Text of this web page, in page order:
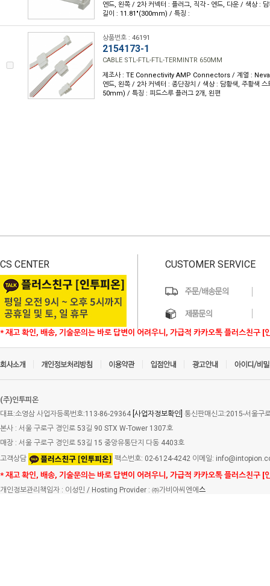
엔드, 왼쪽 / 2차 커넥터 : 플러그, 직각 - 엔드, 다운 / 색상 :
길이 : 11.81"(300mm) / 특징 :
상품번호 : 46191
2154173-1
CABLE STL-FTL-FTL-TERMINTR 650MM
제조사 : TE Connectivity AMP Connectors / 계열 :
엔드, 왼쪽 / 2차 커넥터 : 종단장치 / 색상 : 담황색, 주황색
50mm) / 특징 : 피드스루 플러그 2개, 왼편
CS CENTER
* 재고 확인, 배송, 기술문의는 바로 답변이 어려우니, 가급적 카카오톡 플러스친구 [
CUSTOMER SERVICE
(주)인투피온
대표:소영삼 사업자등록번호:113-86-29364 [사업자정보확인] 통신판매신고:2015-서울구
본사 : 서울 구로구 경인로 53길 90 STX W-Tower 1307호
매장 : 서울 구로구 경인로 53길 15 중앙유통단지 다동 4403호
고객상담
팩스번호: 02-6124-4242 이메일:
* 재고 확인, 배송, 기술문의는 바로 답변이 어려우니, 가급적 카카오톡 플러스친구 [
개인정보관리책임자 : 이성민 / Hosting Provider : ㈜가비아씨엔에 스